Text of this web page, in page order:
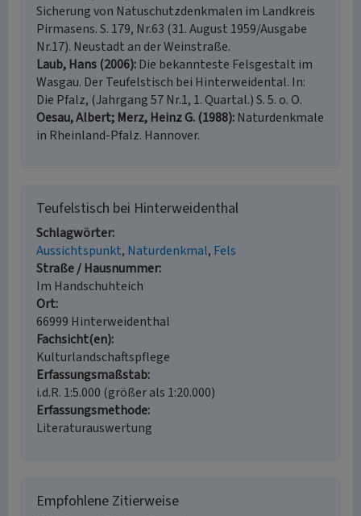
Sicherung von Natuschutzdenkmalen im Landkreis
Pirmasens. S. 179, Nr.63 (31. August 1959/Ausgabe
Nr.17). Neustadt an der Weinstraße.
Laub, Hans (2006) Die bekannteste Felsgestalt im
Wasgau. Der Teufelstisch bei Hinterweidental. In:
Die Pfalz, (Jahrgang 57 Nr.1, 1. Quartal.) S. 5. o. O.
Oesau, Albert; Merz, Heinz G. (1988) Naturdenkmale
in Rheinland-Pfalz. Hannover.
Teufelstisch bei Hinterweidenthal
Schlagwörter
Aussichtspunkt Naturdenkmal Fels
Straße / Hausnummer
Im Handschuhteich
Ort
66999 Hinterweidenthal
Fachsicht(en)
Kulturlandschaftspflege
Erfassungsmaßstab
i.d.R. 1:5.000 (größer als 1:20.000)
Erfassungsmethode
Literaturauswertung
Empfohlene Zitierweise